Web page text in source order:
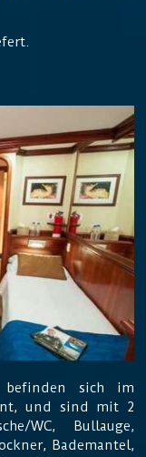
befinden sich im
und sind mit 2
WC, Bullauge,
Bademantel,